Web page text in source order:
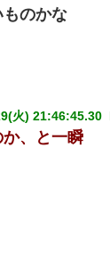
よ〜」の絶望
。→叔母夫婦が
で叔母夫婦が
のかな
火) 21:46:45.30
、と一瞬